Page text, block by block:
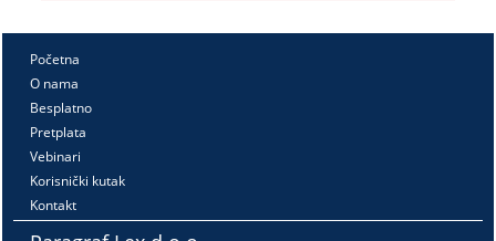
Početna
O nama
Besplatno
Pretplata
Vebinari
Korisnički kutak
Kontakt